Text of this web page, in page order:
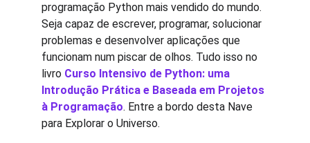
programação Python mais vendido do mundo.
Seja capaz de escrever, programar, solucionar
problemas e desenvolver aplicações que
funcionam num piscar de olhos. Tudo isso no
livro Curso Intensivo de Python: uma
Introdução Prática e Baseada em Projetos
à Programação. Entre a bordo desta Nave
para Explorar o Universo.